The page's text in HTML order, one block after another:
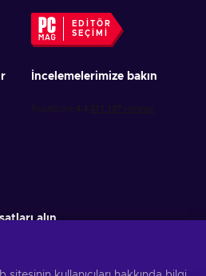
EDITÖR
SEÇIMI
İncelemelerimize bakın
alın